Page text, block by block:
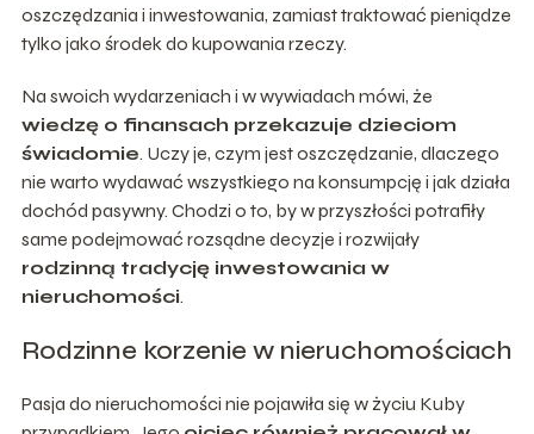
oszczędzania i inwestowania, zamiast traktować pieniądze
tylko jako środek do kupowania rzeczy.
Na swoich wydarzeniach i w wywiadach mówi, że
wiedzę o finansach przekazuje dzieciom
świadomie. Uczy je, czym jest oszczędzanie, dlaczego
nie warto wydawać wszystkiego na konsumpcję i jak działa
dochód pasywny. Chodzi o to, by w przyszłości potrafiły
same podejmować rozsądne decyzje i rozwijały
rodzinną tradycję inwestowania w
nieruchomości.
Rodzinne korzenie w nieruchomościach
Pasja do nieruchomości nie pojawiła się w życiu Kuby